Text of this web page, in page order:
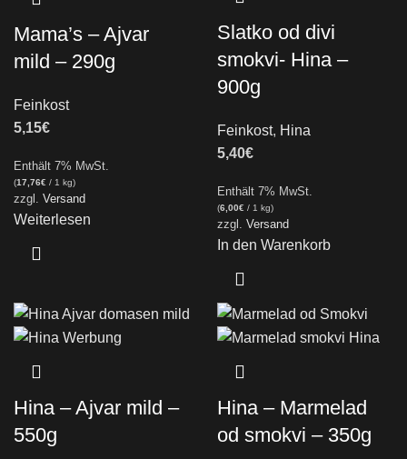
Mama’s – Ajvar
mild – 290g
Feinkost
5,15€
Enthält 7% MwSt.
(17,76€ / 1 kg)
zzgl. Versand
Weiterlesen
Slatko od divi
smokvi- Hina –
900g
Feinkost, Hina
5,40€
Enthält 7% MwSt.
(6,00€ / 1 kg)
zzgl. Versand
In den Warenkorb
Hina – Ajvar mild –
550g
Hina – Marmelad
od smokvi – 350g